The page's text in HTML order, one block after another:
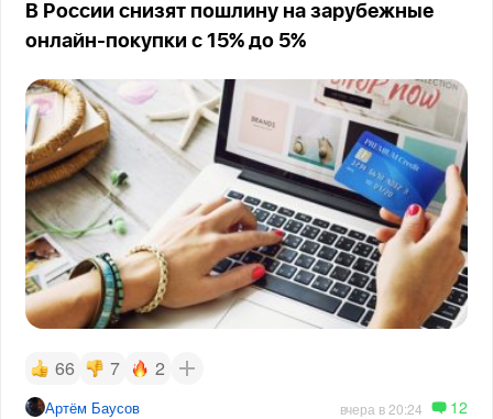
В России снизят пошлину на зарубежные
онлайн-покупки с 15% до 5%
66 7 2
Артём Баусов вчера в 20:24 12